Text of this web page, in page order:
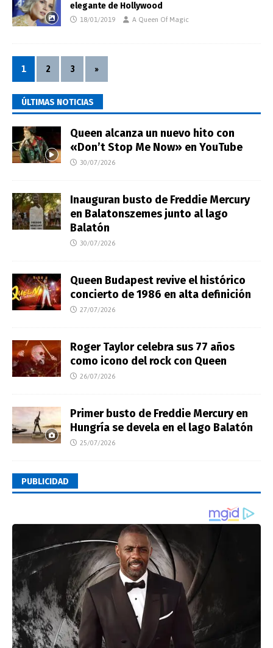
elegante de Hollywood
18/01/2019 A Queen Of Magic
1 2 3 »
ÚLTIMAS NOTICIAS
Queen alcanza un nuevo hito con
«Don’t Stop Me Now» en YouTube
30/07/2026
Inauguran busto de Freddie Mercury
en Balatonszemes junto al lago
Balatón
30/07/2026
Queen Budapest revive el histórico
concierto de 1986 en alta definición
27/07/2026
Roger Taylor celebra sus 77 años
como icono del rock con Queen
26/07/2026
Primer busto de Freddie Mercury en
Hungría se devela en el lago Balatón
25/07/2026
PUBLICIDAD